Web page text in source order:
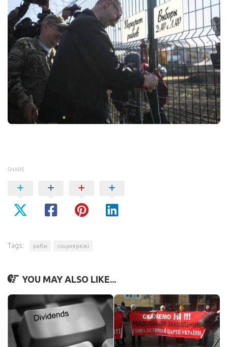
SHARE
Tags: раби соцмережі
YOU MAY ALSO LIKE...